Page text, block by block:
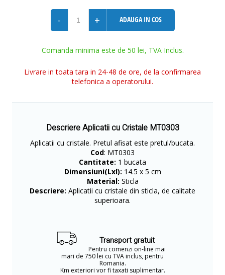
- + ADAUGA IN COS
Comanda minima este de 50 lei, TVA Inclus.
Livrare in toata tara in 24-48 de ore, de la confirmarea
telefonica a operatorului.
Descriere Aplicatii cu Cristale MT0303
Aplicatii cu cristale. Pretul afisat este pretul/bucata.
Cod: MT0303
Cantitate: 1 bucata
Dimensiuni(Lxl): 14.5 x 5 cm
Material: Sticla
Descriere: Aplicatii cu cristale din sticla, de calitate
superioara.
Transport gratuit
Pentru comenzi on-line mai
mari de 750 lei cu TVA inclus, pentru
Romania.
Km exteriori vor fi taxati suplimentar.